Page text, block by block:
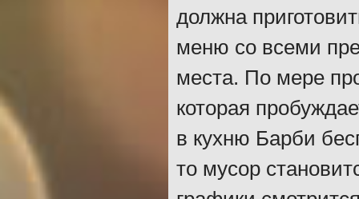
должна
меню со всеми
места. По мере
которая
в кухню Барби
то мусор